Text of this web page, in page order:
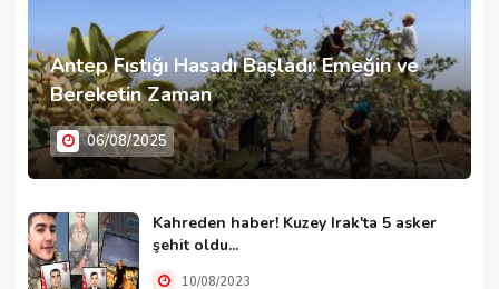
Antep Fıstığı Hasadı Başladı: Emeğin ve
Bereketin Zaman
06/08/2025
Kahreden haber! Kuzey Irak'ta 5 asker
şehit oldu...
10/08/2023